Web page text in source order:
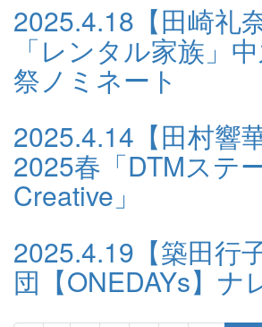
2025.4.18 【田崎礼
「レンタル家族」
祭ノミネート
2025.4.14 【田村響
2025春「DTMステ
Creative」
2025.4.19 【築田行
団【ONEDAYs】ナ